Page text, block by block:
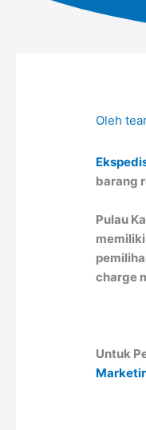
Oleh
barang
Pulau
charge
Untuk